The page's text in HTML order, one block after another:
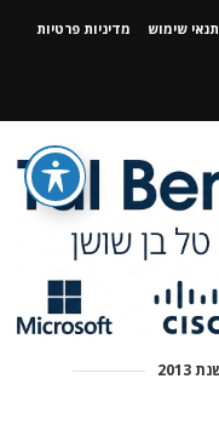
תנאי שימוש
מדיניות פרטיות